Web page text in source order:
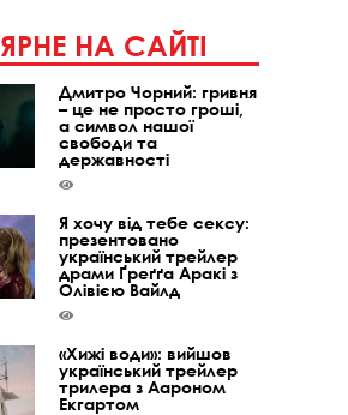
НА САЙТІ
Дмитро Чорний: гривня
– це не просто гроші,
а символ нашої
свободи та
державності
Я хочу від тебе сексу:
презентовано
український трейлер
драми Ґреґґа Аракі з
Олівією Вайлд
«Хижі води»: вийшов
український трейлер
трилера з Аароном
Екгартом